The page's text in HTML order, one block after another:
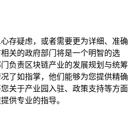
存疑虑，或者需要更为详细、准确
关的政府部门将是一个明智的选
负责区块链产业的发展规划与统筹
了如指掌，他们能够为您提供精确
关于产业园入驻、政策支持等方面
供专业的指导。